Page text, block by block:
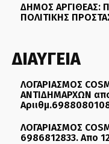
ΔΗΜΟΣ ΑΡΓΙΘΕΑΣ:
ΠΟΛΙΤΙΚΗΣ
ΔΙΑΥΓΕΙΑ
ΛΟΓΑΡΙΑΣΜΟΣ
ΑΝΤΙΔΗΜΑΡΧΩΝ
ΛΟΓΑΡΙΑΣΜΟΣ
6986812833. Απο